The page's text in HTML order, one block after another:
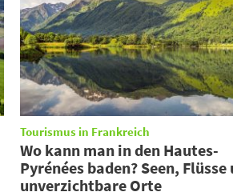
Tourismus in Frankreich
Wo kann man in den Hautes-
Pyrénées baden? Seen, Flüsse
unverzichtbare Orte